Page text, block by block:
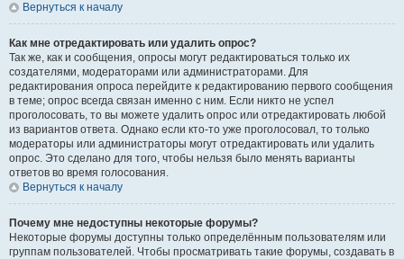
Вернуться к началу
Как мне отредактировать или удалить опрос?
Так же, как и сообщения, опросы могут редактироваться только их
создателями, модераторами или администраторами. Для
редактирования опроса перейдите к редактированию первого сообщения
в теме; опрос всегда связан именно с ним. Если никто не успел
проголосовать, то вы можете удалить опрос или отредактировать любой
из вариантов ответа. Однако если кто-то уже проголосовал, то только
модераторы или администраторы могут отредактировать или удалить
опрос. Это сделано для того, чтобы нельзя было менять варианты
ответов во время голосования.
Вернуться к началу
Почему мне недоступны некоторые форумы?
Некоторые форумы доступны только определённым пользователям или
группам пользователей. Чтобы просматривать такие форумы, создавать в